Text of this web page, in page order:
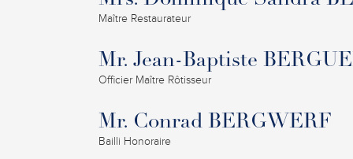
Maître Restaurateur
Mr. Jean-Baptiste
Officier Maître Rôtisseur
Mr. Conrad BERGWERF
Bailli Honoraire